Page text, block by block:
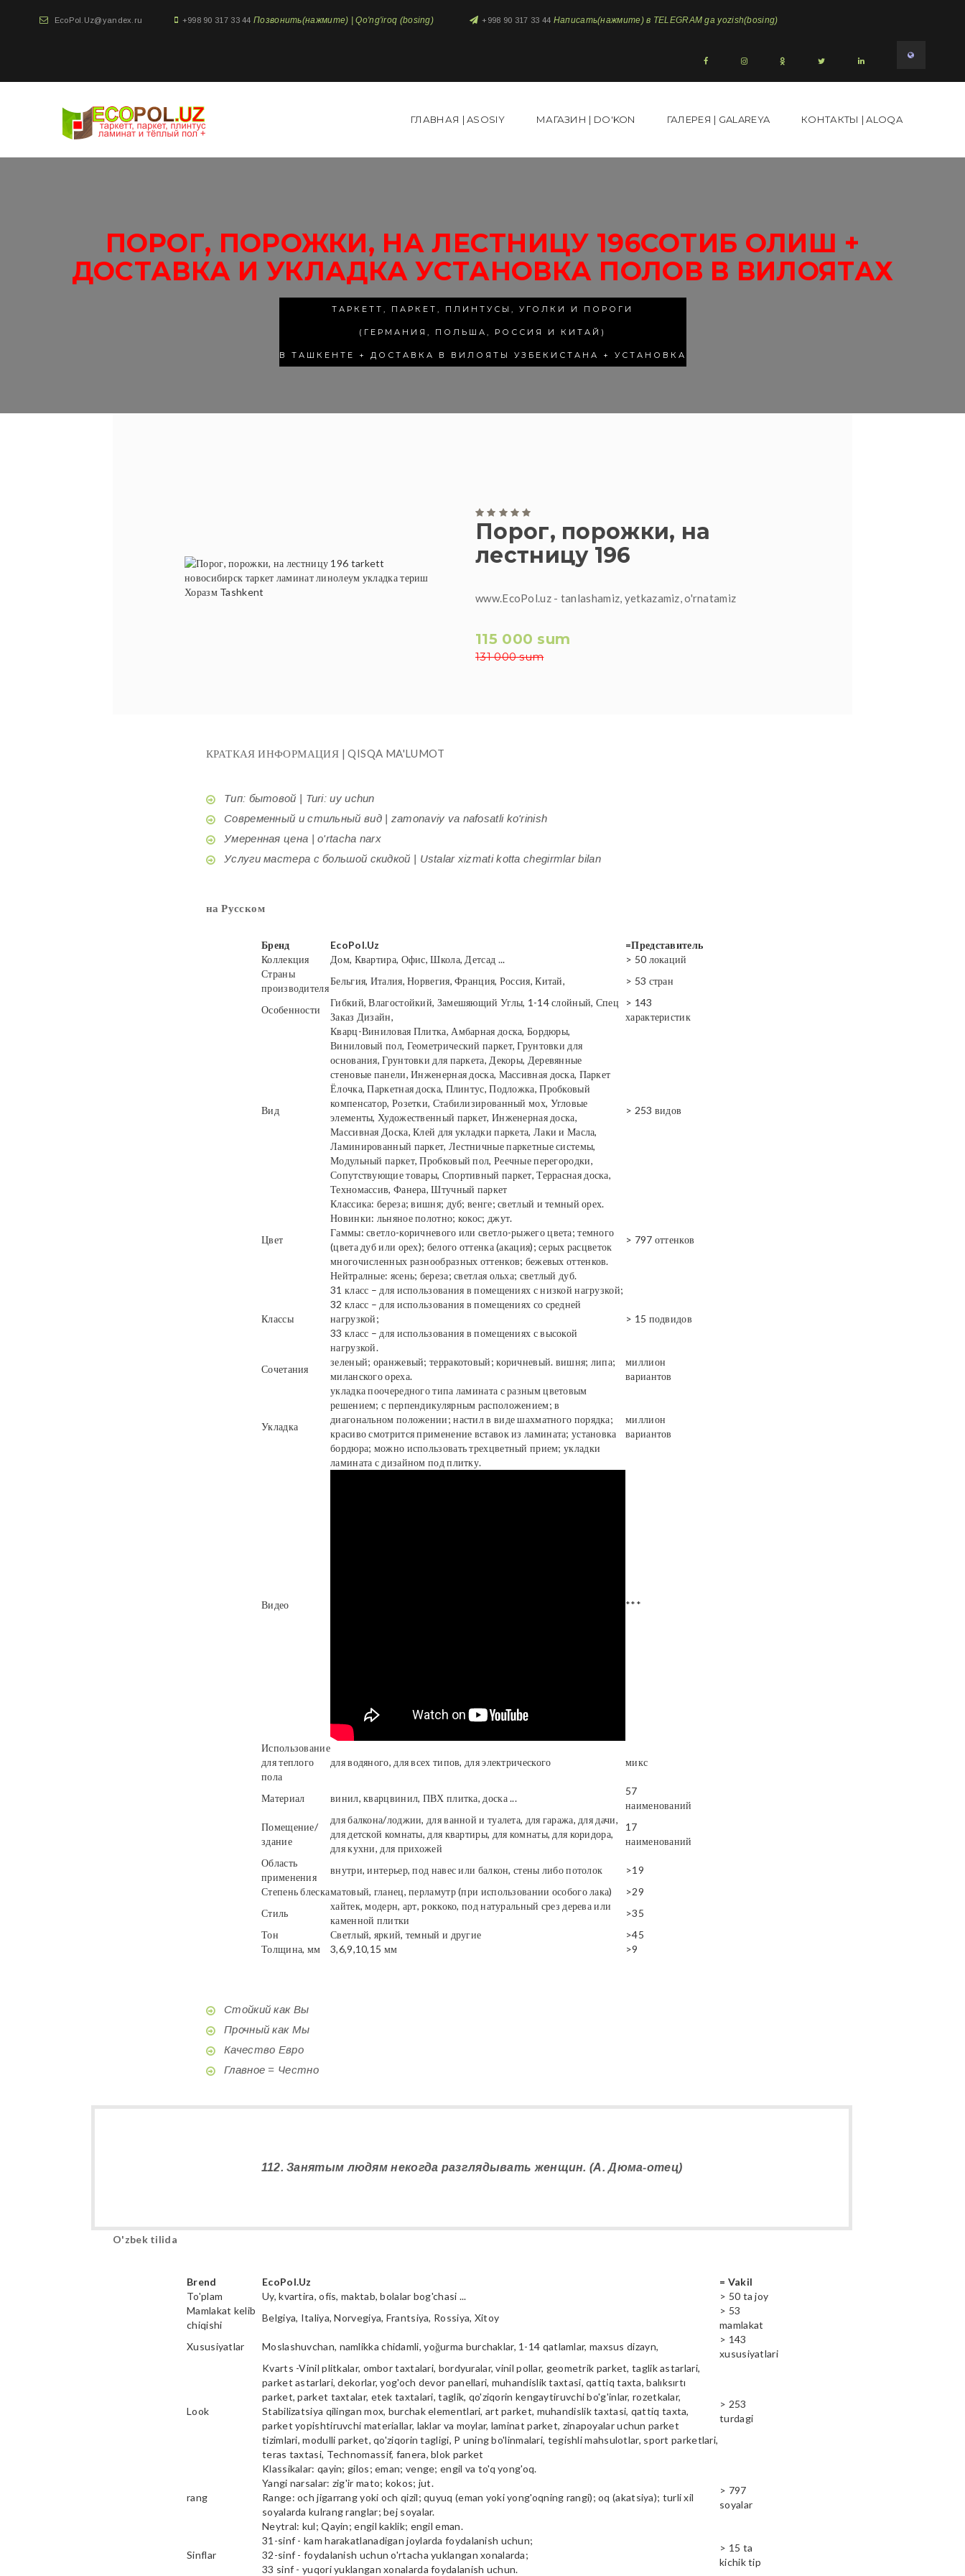
EcoPol.Uz@yandex.ru +998 90 317 33 44 Позвонить(нажмите) | Qo'ng'iroq (bosing) +998 90 317 33 44 Написать(нажмите) в TELEGRAM ga yozish(bosing)
ГЛАВНАЯ | ASOSIY МАГАЗИН | DO'KON ГАЛЕРЕЯ | GALAREYA КОНТАКТЫ | ALOQA
ПОРОГ, ПОРОЖКИ, НА ЛЕСТНИЦУ 196СОТИБ ОЛИШ +
ДОСТАВКА И УКЛАДКА УСТАНОВКА ПОЛОВ В ВИЛОЯТАХ
ТАРКЕТТ, ПАРКЕТ, ПЛИНТУСЫ, УГОЛКИ И ПОРОГИ
(ГЕРМАНИЯ, ПОЛЬША, РОССИЯ И КИТАЙ)
В ТАШКЕНТЕ + ДОСТАВКА В ВИЛОЯТЫ УЗБЕКИСТАНА + УСТАНОВКА
Порог, порожки, на
лестницу 196
www.EcoPol.uz - tanlashamiz, yetkazamiz, o'rnatamiz
115 000 sum
131 000 sum
КРАТКАЯ ИНФОРМАЦИЯ | QISQA MA'LUMOT
Тип: бытовой | Turi: uy uchun
Современный и стильный вид | zamonaviy va nafosatli ko'rinish
Умеренная цена | o'rtacha narx
Услуги мастера с большой скидкой | Ustalar xizmati kotta chegirmlar bilan
на Русском
Бренд EcoPol.Uz
=Представитель
Коллекция
Дом, Квартира, Офис, Школа, Детсад ...
> 50 локаций
Страны
производителя
Бельгия, Италия, Норвегия, Франция, Россия, Китай, > 53 стран
Особенности
Гибкий, Влагостойкий, Замешяющий Углы, 1-14 слойный, Спец
Заказ Дизайн,
> 143
характеристик
Вид
Кварц-Виниловая Плитка, Амбарная доска, Бордюры,
Виниловый пол, Геометрический паркет, Грунтовки для
основания, Грунтовки для паркета, Декоры, Деревянные
стеновые панели, Инженерная доска, Массивная доска, Паркет
Ёлочка, Паркетная доска, Плинтус, Подложка, Пробковый
компенсатор, Розетки, Стабилизированный мох, Угловые
элементы, Художественный паркет, Инженерная доска,
Массивная Доска, Клей для укладки паркета, Лаки и Масла,
Ламинированный паркет, Лестничные паркетные системы,
Модульный паркет, Пробковый пол, Реечные перегородки,
Сопутствующие товары, Спортивный паркет, Террасная доска,
Техномассив, Фанера, Штучный паркет
> 253 видов
Цвет
Классика: береза; вишня; дуб; венге; светлый и темный орех.
Новинки: льняное полотно; кокос; джут.
Гаммы: светло-коричневого или светло-рыжего цвета; темного
(цвета дуб или орех); белого оттенка (акация); серых расцветок
многочисленных разнообразных оттенков; бежевых оттенков.
Нейтралные: ясень; береза; светлая ольха; светлый дуб.
> 797 оттенков
Классы
31 класс – для использования в помещениях с низкой нагрузкой;
32 класс – для использования в помещениях со средней
нагрузкой;
33 класс – для использования в помещениях с высокой
нагрузкой.
> 15 подвидов
Сочетания
зеленый; оранжевый; терракотовый; коричневый. вишня; липа;
миланского ореха.
миллион
вариантов
Укладка
укладка поочередного типа ламината с разным цветовым
решением; с перпендикулярным расположением; в
диагональном положении; настил в виде шахматного порядка;
красиво смотрится применение вставок из ламината; установка
бордюра; можно использовать трехцветный прием; укладки
ламината с дизайном под плитку.
миллион
вариантов
Видео ***
Использование
для теплого
пола
для водяного, для всех типов, для электрического микс
Материал винил, кварцвинил, ПВХ плитка, доска ...
57
наименований
Помещение/
здание
для балкона/лоджии, для ванной и туалета, для гаража, для дачи,
для детской комнаты, для квартиры, для комнаты, для коридора,
для кухни, для прихожей
17
наименований
Область
применения
внутри, интерьер, под навес или балкон, стены либо потолок
>19
Степень блескаматовый, гланец, перламутр (при использовании особого лака)
>29
Стиль
хайтек, модерн, арт, роккоко, под натуральный срез дерева или
каменной плитки
>35
Тон
Светлый, яркий, темный и другие
>45
Толщина, мм
3,6,9,10,15 мм >9
Стойкий как Вы
Прочный как Мы
Качество Евро
Главное = Честно
112. Занятым людям некогда разглядывать женщин. (А. Дюма-отец)
O'zbek tilida
Brend EcoPol.Uz
= Vakil
To'plam
Uy, kvartira, ofis, maktab, bolalar bog'chasi ...
> 50 ta joy
Mamlakat kelib
chiqishi
Belgiya, Italiya, Norvegiya, Frantsiya, Rossiya, Xitoy
> 53
mamlakat
Xususiyatlar
Moslashuvchan, namlikka chidamli, yoğurma burchaklar, 1-14 qatlamlar, maxsus dizayn,
> 143
xususiyatlari
Look
Kvarts -Vinil plitkalar, ombor taxtalari, bordyuralar, vinil pollar, geometrik parket, taglik astarlari,
parket astarlari, dekorlar, yog'och devor panellari, muhandislik taxtasi, qattiq taxta, balıksırtı
parket, parket taxtalar, etek taxtalari, taglik, qo'ziqorin kengaytiruvchi bo'g'inlar, rozetkalar,
Stabilizatsiya qilingan mox, burchak elementlari, art parket, muhandislik taxtasi, qattiq taxta,
parket yopishtiruvchi materiallar, laklar va moylar, laminat parket, zinapoyalar uchun parket
tizimlari, modulli parket, qo'ziqorin tagligi, P uning bo'linmalari, tegishli mahsulotlar, sport parketlari,
teras taxtasi, Technomassif, fanera, blok parket
> 253
turdagi
rang
Klassikalar: qayin; gilos; eman; venge; engil va to'q yong'oq.
Yangi narsalar: zig'ir mato; kokos; jut.
Range: och jigarrang yoki och qizil; quyuq (eman yoki yong'oqning rangi); oq (akatsiya); turli xil
soyalarda kulrang ranglar; bej soyalar.
Neytral: kul; Qayin; engil kaklik; engil eman.
> 797
soyalar
Sinflar
31-sinf - kam harakatlanadigan joylarda foydalanish uchun;
32-sinf - foydalanish uchun o'rtacha yuklangan xonalarda;
33 sinf - yuqori yuklangan xonalarda foydalanish uchun.
> 15 ta
kichik tip